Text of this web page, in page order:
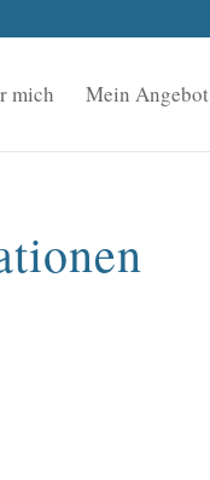
mich Mein Angebot